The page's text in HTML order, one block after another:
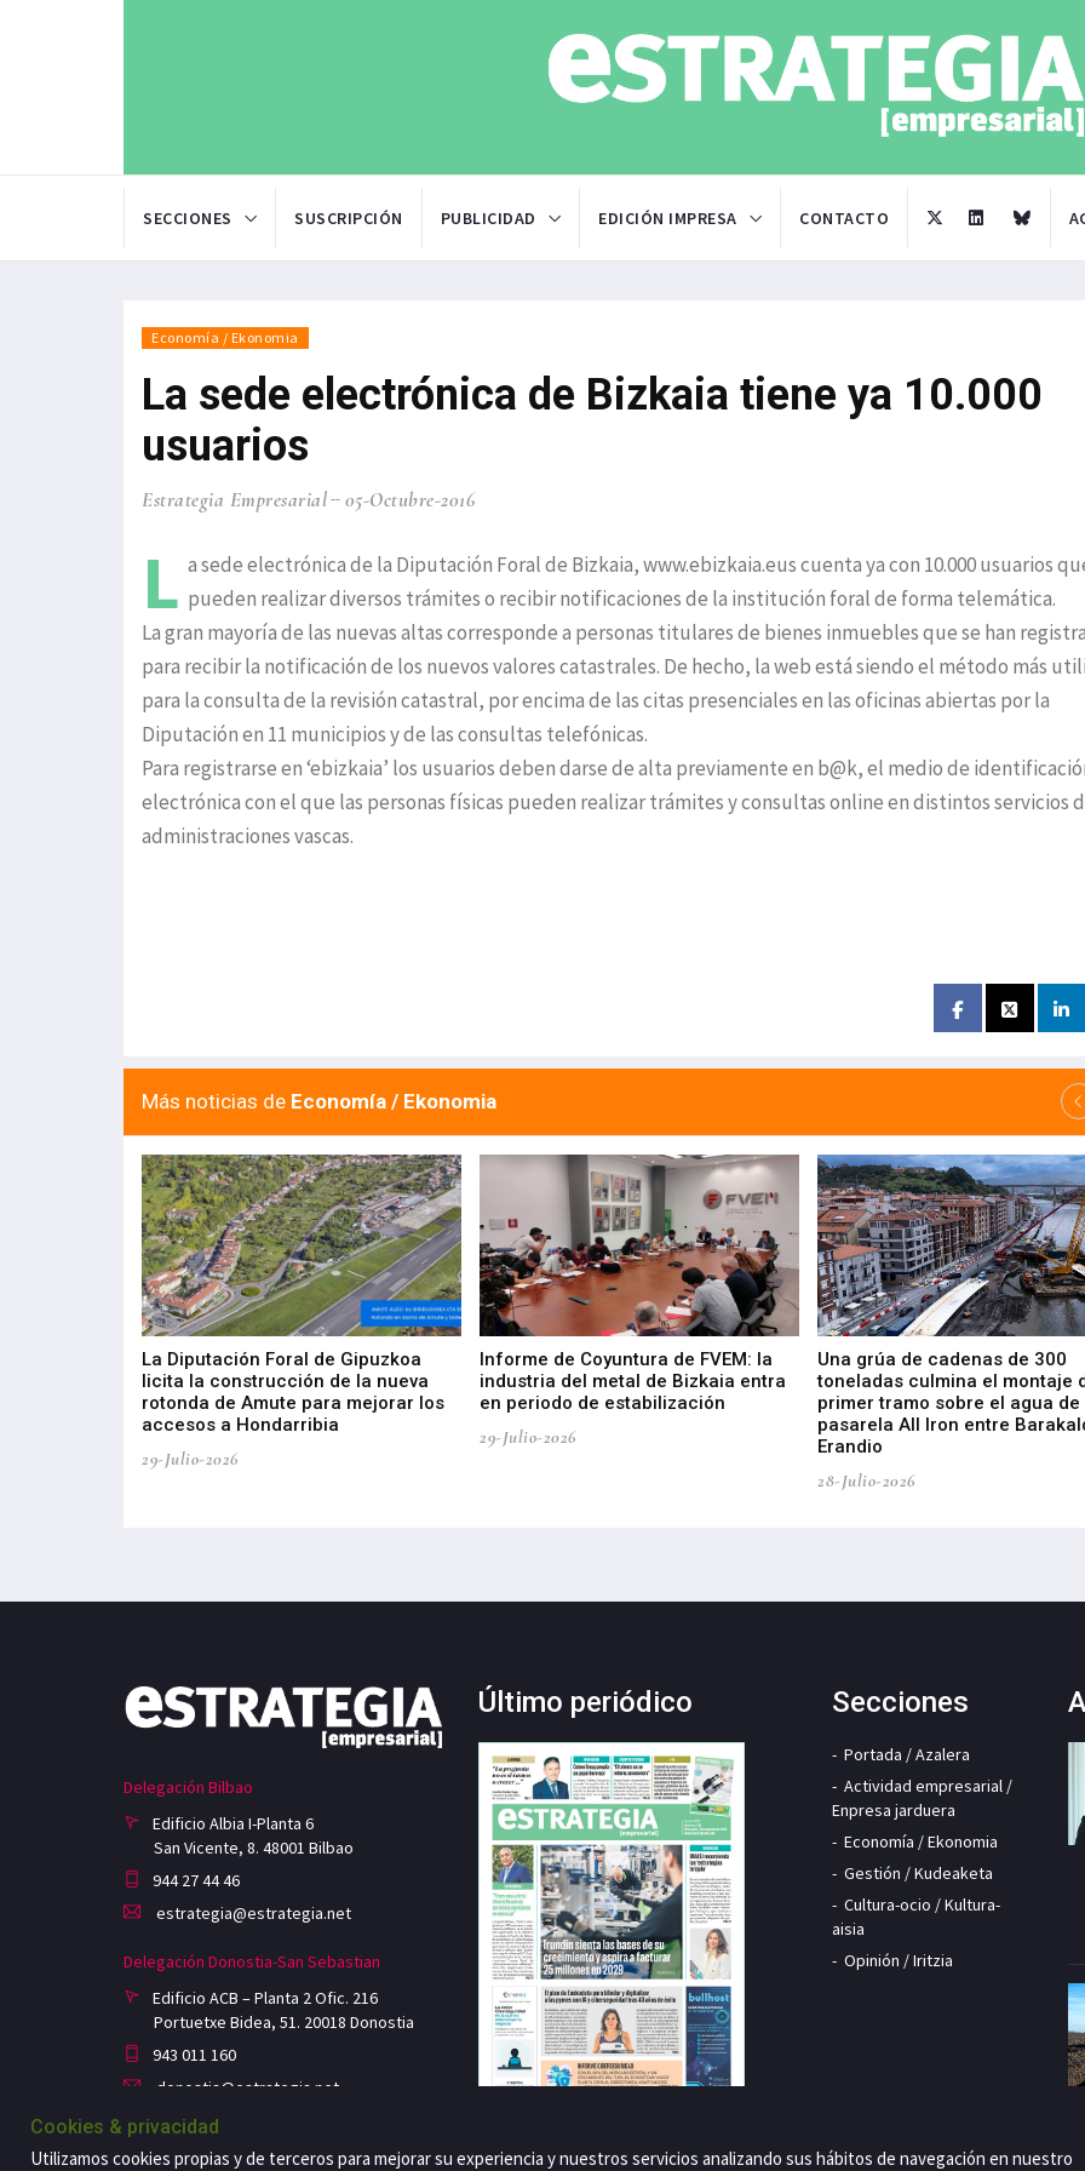
SECCIONES SUSCRIPCIÓN PUBLICIDAD EDICIÓN IMPRESA CONTACTO
Economía / Ekonomia
La sede electrónica de Bizkaia tiene ya 10.000
usuarios
Estrategia Empresarial 05-Octubre-2016
L a sede electrónica de la Diputación Foral de Bizkaia, www.ebizkaia.eus cuenta ya con 10.000 usuarios
pueden realizar diversos trámites o recibir notificaciones de la institución foral de forma telemática.
La gran mayoría de las nuevas altas corresponde a personas titulares de bienes inmuebles que se han
para recibir la notificación de los nuevos valores catastrales. De hecho, la web está siendo el método más
para la consulta de la revisión catastral, por encima de las citas presenciales en las oficinas abiertas por la
Diputación en 11 municipios y de las consultas telefónicas.
Para registrarse en ‘ebizkaia’ los usuarios deben darse de alta previamente en b@k, el medio de
electrónica con el que las personas físicas pueden realizar trámites y consultas online en distintos servicios
administraciones vascas.
Más noticias de Economía / Ekonomia
La Diputación Foral de Gipuzkoa
licita la construcción de la nueva
rotonda de Amute para mejorar los
accesos a Hondarribia
29-Julio-2026
Informe de Coyuntura de FVEM: la
industria del metal de Bizkaia entra
en periodo de estabilización
29-Julio-2026
Una grúa de cadenas de 300
toneladas culmina el montaje
primer tramo sobre el agua de
pasarela All Iron entre
Erandio
28-Julio-2026
Delegación Bilbao
Edificio Albia I-Planta 6
San Vicente, 8. 48001 Bilbao
944 27 44 46
estrategia@estrategia.net
Delegación Donostia-San Sebastian
Edificio ACB – Planta 2 Ofic. 216
Portuetxe Bidea, 51. 20018 Donostia
943 011 160
donostia@estrategia.net
Último periódico Secciones
Portada / Azalera
Actividad empresarial /
Enpresa jarduera
Economía / Ekonomia
Gestión / Kudeaketa
Cultura-ocio / Kultura-
aisia
Opinión / Iritzia
Cookies & privacidad
Utilizamos cookies propias y de terceros para mejorar su experiencia y nuestros servicios analizando sus hábitos de navegación en nuestro